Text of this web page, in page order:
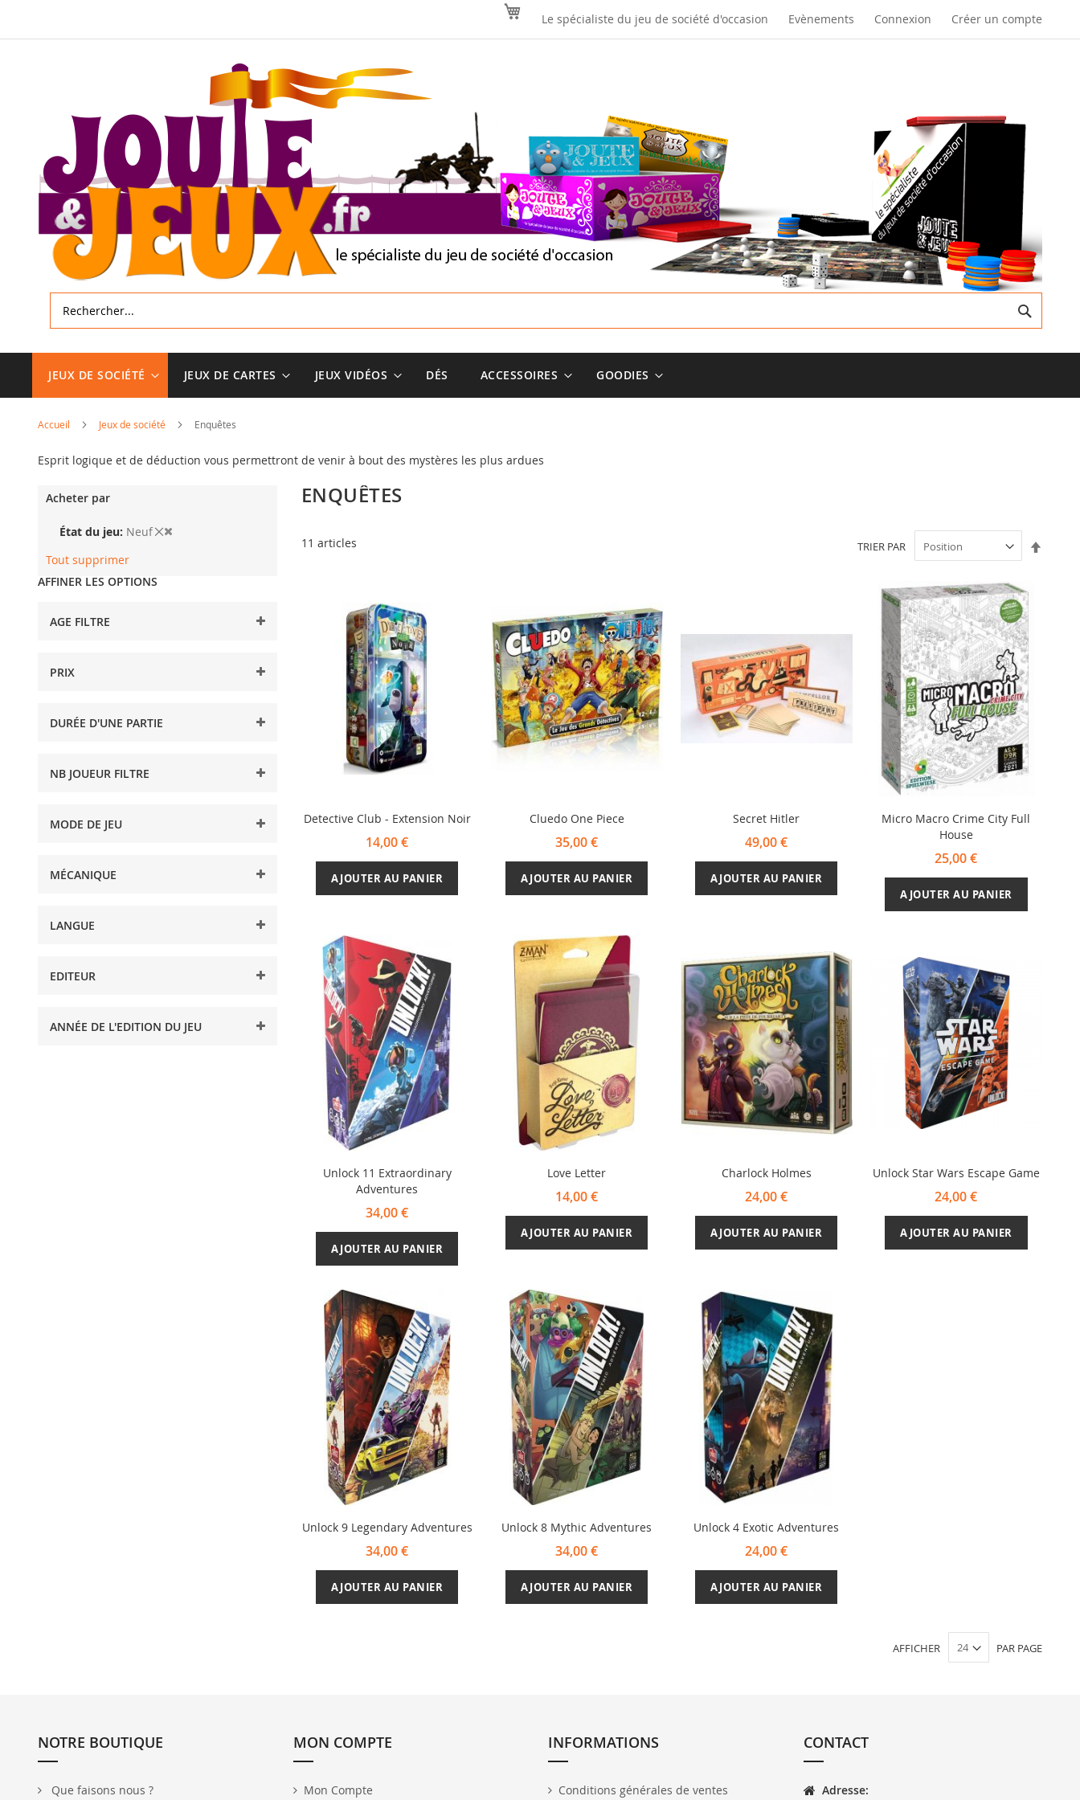
contenu
Le spécialiste du jeu de société d'occasion Evènements Connexion Créer un compte
JEUX DE SOCIÉTÉ JEUX DE CARTES JEUX VIDÉOS DÉS ACCESSOIRES GOODIES
Accueil Jeux de société Enquêtes
Esprit logique et de déduction vous permettront de venir à bout des mystères les plus ardues
ENQUÊTES
11 articles TRIER PAR
Detective Club - Extension Noir
14,00 €
AJOUTER AU PANIER
Cluedo One Piece
35,00 €
AJOUTER AU PANIER
Secret Hitler
49,00 €
AJOUTER AU PANIER
Micro Macro Crime City Full
House
25,00 €
AJOUTER AU PANIER
Unlock 11 Extraordinary
Adventures
34,00 €
AJOUTER AU PANIER
Love Letter
14,00 €
AJOUTER AU PANIER
Charlock Holmes
24,00 €
AJOUTER AU PANIER
Unlock Star Wars Escape Game
24,00 €
AJOUTER AU PANIER
Unlock 9 Legendary Adventures
34,00 €
AJOUTER AU PANIER
Unlock 8 Mythic Adventures
34,00 €
AJOUTER AU PANIER
Unlock 4 Exotic Adventures
24,00 €
AJOUTER AU PANIER
AFFICHER PAR PAGE
Acheter par
État du jeu Neuf
Tout supprimer
AFFINER LES OPTIONS
AGE FILTRE
PRIX
DURÉE D'UNE PARTIE
NB JOUEUR FILTRE
MODE DE JEU
MÉCANIQUE
LANGUE
EDITEUR
ANNÉE DE L'EDITION DU JEU
NOTRE BOUTIQUE
Que faisons nous ?
MON COMPTE
Mon Compte
INFORMATIONS
Conditions générales de ventes
CONTACT
Adresse: